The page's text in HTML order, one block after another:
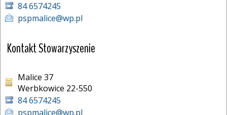
84 6574245
pspmalice@wp.pl
Kontakt Stowarzyszenie
Malice 37
Werbkowice 22-550
84 6574245
pspmalice@wp.pl